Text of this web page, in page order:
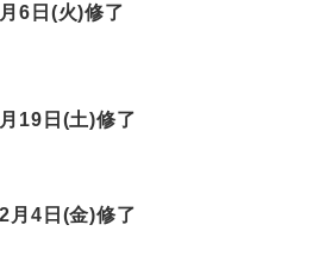
6日(火)修了
19日(土)修了
月4日(金)修了